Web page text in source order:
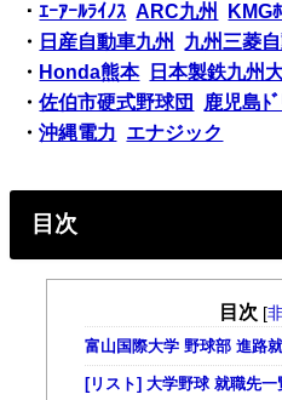
・ｴｰｱｰﾙﾗｲﾉｽ ARC九州
KMG
・ 日産自動車九州
九州三菱
・ Honda熊本
日本製鉄九州
・佐伯市硬式野球団
鹿児島ﾄ
・沖縄電力 エナジック
目次
目次 [
富山国際大学 野球部 進路
[リスト] 大学野球 就職先一